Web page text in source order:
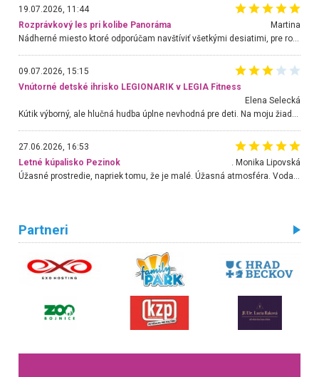
19.07.2026, 11:44
Rozprávkový les pri kolibe Panoráma
Martina
Nádherné miesto ktoré odporúčam navštíviť všetkými desiatimi, pre rodiny s deťmi, dôchodcom... Proste a jednoducho ozaj rozprávkový les.. určite ešte prídeme. Odniesli sme si na pamiatku krásne tričká,
09.07.2026, 15:15
Vnútorné detské ihrisko LEGIONARIK v LEGIA Fitness
Elena Selecká
Kútik výborný, ale hlučná hudba úplne nevhodná pre deti. Na moju žiadosť o aspoň sušenie nereagovali.
27.06.2026, 16:53
Letné kúpalisko Pezinok
. Monika Lipovská
Partneri